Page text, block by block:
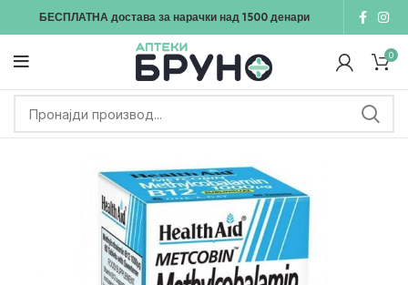
БЕСПЛАТНА доставаза нарачки над 1500денари
0